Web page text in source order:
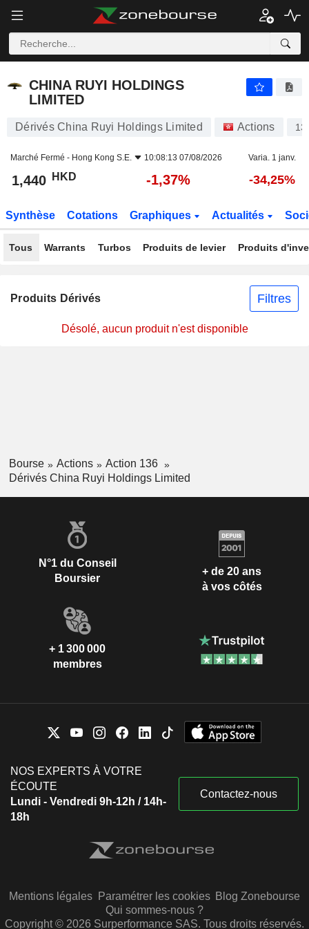
CHINA RUYI HOLDINGS
LIMITED
Dérivés China Ruyi Holdings Limited Actions
Marché Fermé - Hong Kong S.E. 10:08:13 07/08/2026 Varia. 1 janv.
1,440 HKD -1,37% -34,25%
Synthèse Cotations Graphiques Actualités
Tous Warrants Turbos Produits de levier Produits
Produits Dérivés Filtres
Désolé, aucun produit n'est disponible
Bourse Actions
Action 136
Dérivés China Ruyi Holdings Limited
N°1 du Conseil
Boursier
+ de 20 ans
à vos côtés
+ 1 300 000
membres
NOS EXPERTS À VOTRE
ÉCOUTE
Lundi - Vendredi 9h-12h / 14h-
18h
Contactez-nous
Mentions légales Paramétrer les cookies Blog Zonebourse
Qui sommes-nous ?
Copyright © 2026 Surperformance SAS. Tous droits réservés.